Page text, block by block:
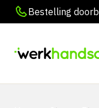
Bestelling